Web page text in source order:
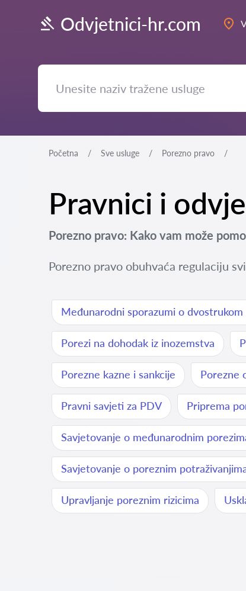
Odvjetnici-hr.com
Početna Sve usluge Porezno pravo
Pravnici i
Porezno pravo: Kako vam može
Porezno pravo obuhvaća regulaciju
Međunarodni sporazumi o dvostrukom
Porezi na dohodak iz inozemstva
Porezne kazne i sankcije Porezne
Pravni savjeti za PDV Priprema
Savjetovanje o međunarodnim
Savjetovanje o poreznim
Upravljanje poreznim rizicima